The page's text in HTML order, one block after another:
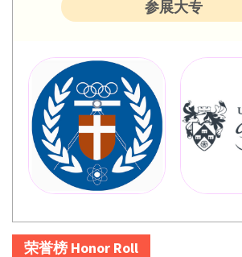
参展大专
荣誉榜 Honor Roll